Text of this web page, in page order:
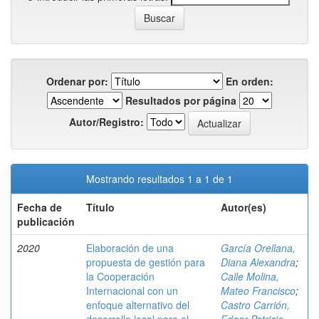
Ordenar por:
En orden:
Resultados por página
Autor/Registro:
Mostrando resultados 1 a 1 de 1
Fecha de
publicación
Título Autor(es)
2020
Elaboración de una
propuesta de gestión para
la Cooperación
Internacional con un
enfoque alternativo del
García Orellana,
Diana Alexandra;
Calle Molina,
Mateo Francisco;
Castro Carrión,